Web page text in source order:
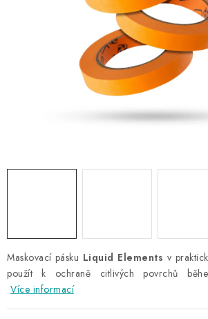
Maskovací pásku Liquid Elements v
použít k ochraně citlivých povrchů
Více informací